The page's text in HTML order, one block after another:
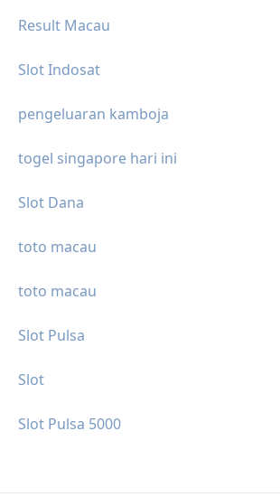
Result Macau
Slot Indosat
pengeluaran kamboja
togel singapore hari ini
Slot Dana
toto macau
toto macau
Slot Pulsa
Slot
Slot Pulsa 5000